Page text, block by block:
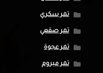
تمر سكري
تمر صقعي
تمر عجوة
تمر مبروم